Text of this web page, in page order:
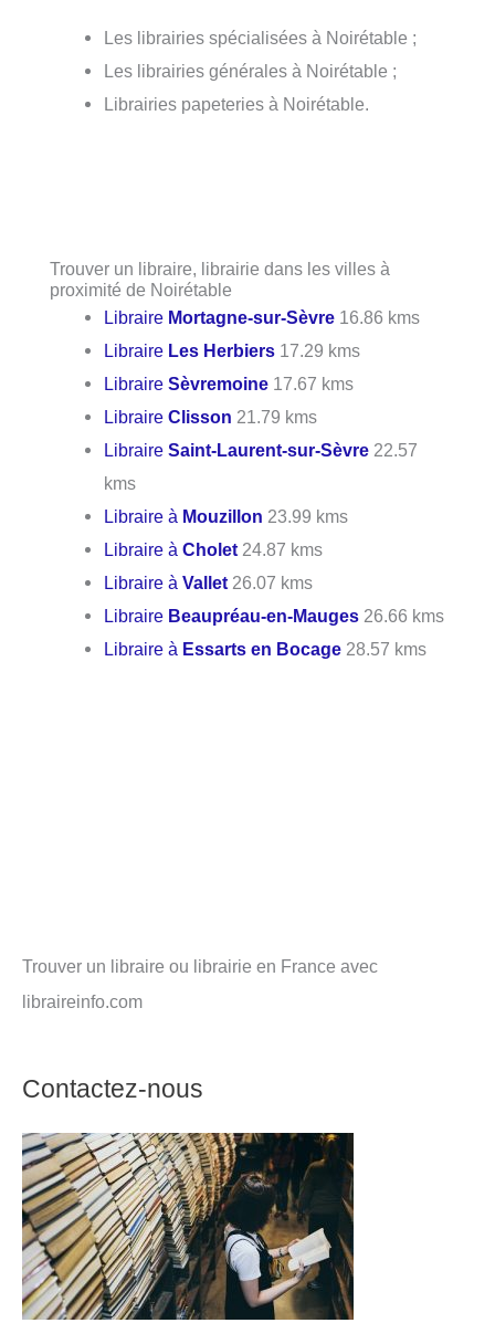
Les librairies spécialisées à Noirétable ;
Les librairies générales à Noirétable ;
Librairies papeteries à Noirétable.
Trouver un libraire, librairie dans les villes à
proximité de Noirétable
Libraire Mortagne-sur-Sèvre 16.86 kms
Libraire Les Herbiers 17.29 kms
LibraireSèvremoine 17.67 kms
LibraireClisson 21.79 kms
LibraireSaint-Laurent-sur-Sèvre 22.57
kms
Libraire à Mouzillon 23.99 kms
Libraire àCholet 24.87 kms
Libraire àVallet 26.07 kms
Libraire Beaupréau-en-Mauges 26.66 kms
Libraire à Essarts en Bocage 28.57 kms
Trouver un libraire ou librairie en France avec
libraireinfo.com
Contactez-nous